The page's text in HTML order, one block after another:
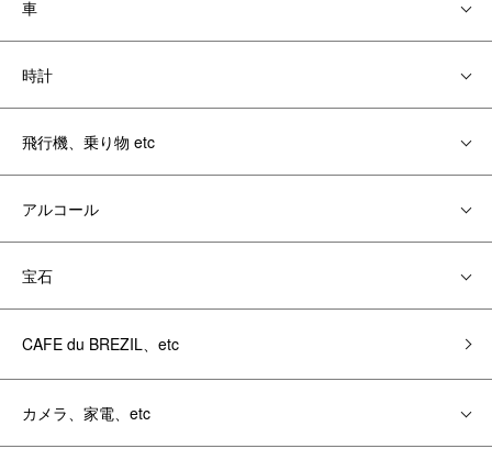
車
時計
飛行機、乗り物 etc
アルコール
宝石
CAFE du BREZIL、etc
カメラ、家電、etc